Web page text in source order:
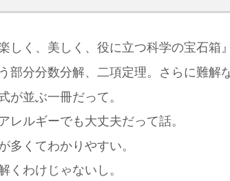
しく、美しく、役に立つ科学の宝石箱
部分分数分解、二項定理。さらに難解
が並ぶ一冊だって。
レルギーでも大丈夫だって話。
多くてわかりやすい。
くわけじゃないし。